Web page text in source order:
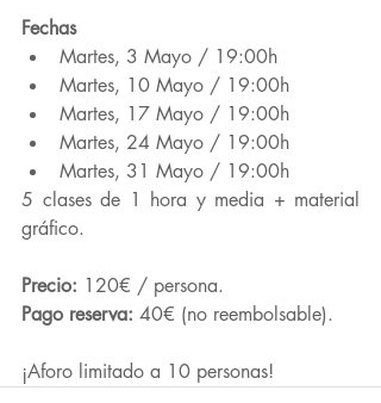
Fechas
Martes, 3 Mayo / 19:00h
Martes, 10 Mayo / 19:00h
Martes, 17 Mayo / 19:00h
Martes, 24 Mayo / 19:00h
Martes, 31 Mayo / 19:00h
5 clases de 1 hora y media + material
gráfico.
Precio: 120€ / persona.
Pago reserva: 40€ (no reembolsable).
¡Aforo limitado a 10 personas!